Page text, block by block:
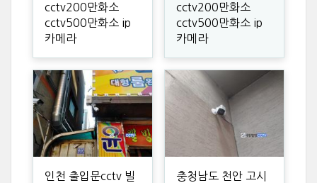
cctv200만화소
cctv500만화소 ip
카메라
cctv200만화소
cctv500만화소 ip
카메라
인천 출입문cctv 빌
충청남도 천안 고시